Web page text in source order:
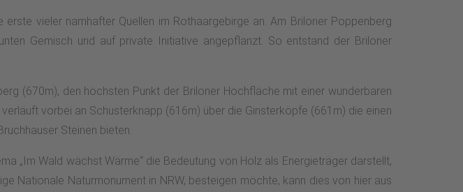
vieler namhafter Quellen im Rothaargebirge an. Am Briloner Poppenberg
Gemisch und auf private Initiative angepflanzt. So entstand der Briloner
(670m), den höchsten Punkt der Briloner Hochfläche mit einer wunderbaren
vorbei an Schusterknapp (616m) über die Ginsterköpfe (661m) die einen
Steinen bieten.
„Im Wald wächst Wärme“ die Bedeutung von Holz als Energieträger darstellt,
Nationale Naturmonument in NRW, besteigen möchte, kann dies von hier aus